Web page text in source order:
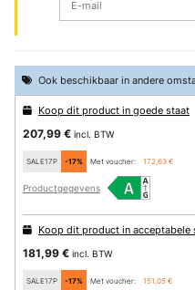
Ook beschikbaar in andere
Koop dit product in goede staat
207,99 € incl. BTW
SALE17P -17% Met voucher: 172,63 €
Productgegevens
Koop dit product in acceptabele
181,99 € incl. BTW
SALE17P -17% Met voucher: 151,05 €